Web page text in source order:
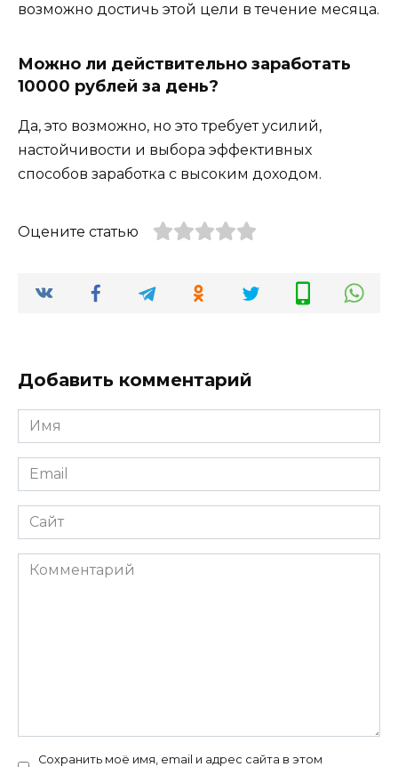
возможно достичь этой цели в течение месяца.
Можно ли действительно заработать
10000 рублей за день?
Да, это возможно, но это требует усилий,
настойчивости и выбора эффективных
способов заработка с высоким доходом.
Оцените статью
Добавить комментарий
Имя
*
Email
*
Сайт
Комментарий
Сохранить моё имя, email и адрес сайта в этом